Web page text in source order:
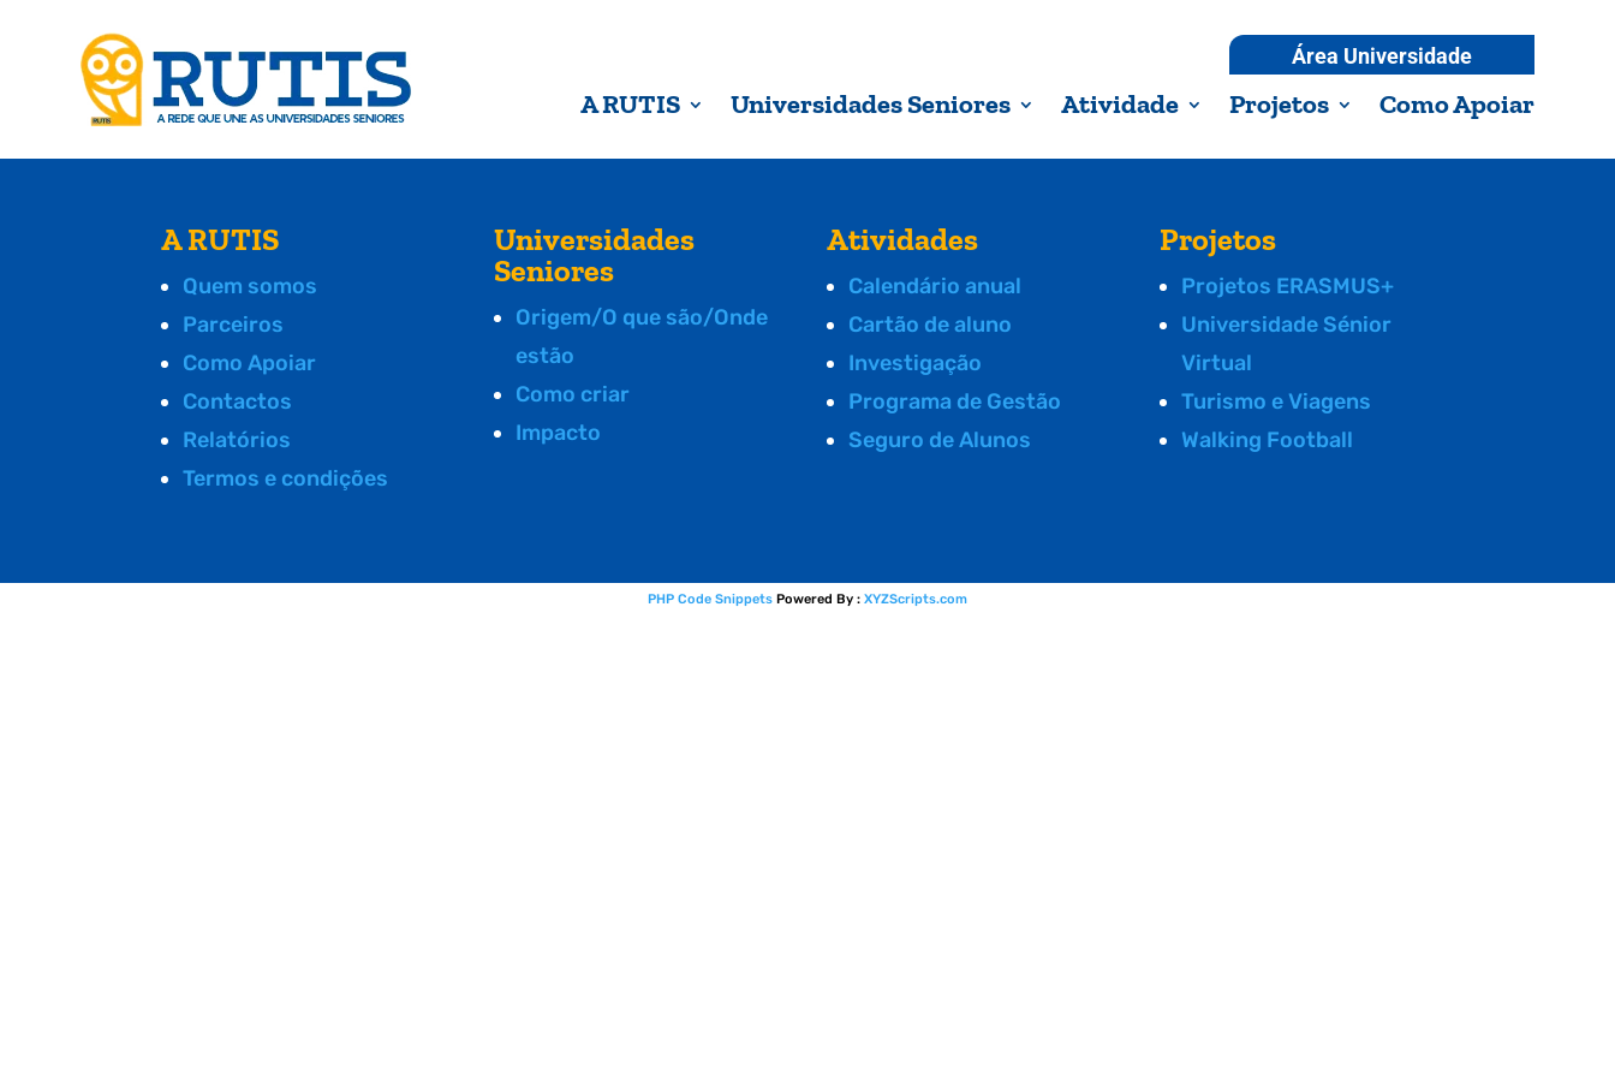
Área Universidade
A RUTIS Universidades Seniores Atividade Projetos Como Apoiar
A RUTIS
Quem somos
Parceiros
Como Apoiar
Contactos
Relatórios
Termos e condições
Universidades
Seniores
Origem/O que são/Onde
estão
Como criar
Impacto
Atividades
Calendário anual
Cartão de aluno
Investigação
Programa de Gestão
Seguro de Alunos
Projetos
Projetos ERASMUS+
Universidade Sénior
Virtual
Turismo e Viagens
Walking Football
PHP Code Snippets Powered By : XYZScripts.com